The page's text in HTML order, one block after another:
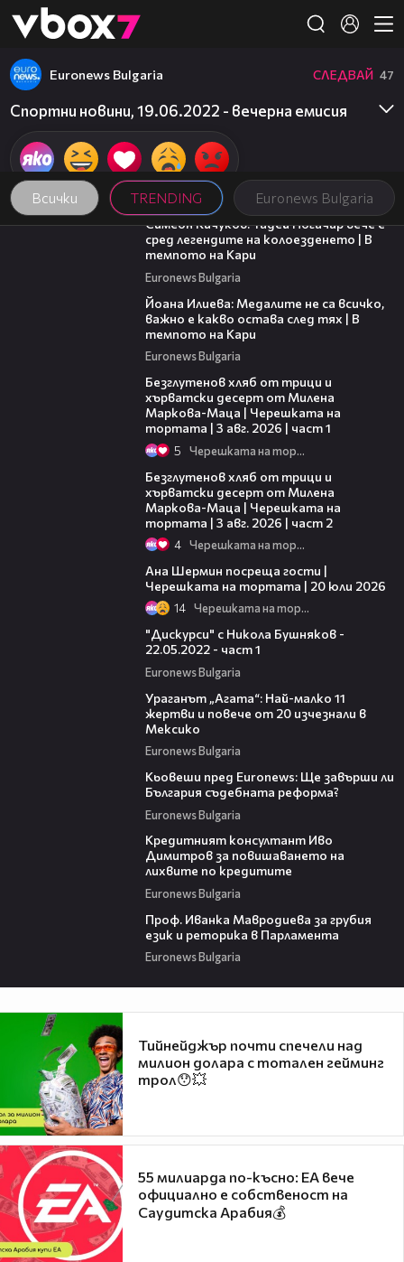
👾
Всички TRENDING Euronews Bulgaria
Euronews Bulgaria СЛЕДВАЙ 47
Спортни новини, 19.06.2022 - вечерна емисия
11:23
Симеон Кичуков: Тадей Погачар вече е
сред легендите на колоезденето | В
темпото на Кари
Euronews Bulgaria
Йоана Илиева: Медалите не са всичко,
важно е какво остава след тях | В
темпото на Кари
Euronews Bulgaria
Безглутенов хляб от трици и
хърватски десерт от Милена
Маркова-Маца | Черешката на
тортата | 3 авг. 2026 | част 1
5 Черешката на тортата
Безглутенов хляб от трици и
хърватски десерт от Милена
Маркова-Маца | Черешката на
тортата | 3 авг. 2026 | част 2
4 Черешката на тортата
Ана Шермин посреща гости |
Черешката на тортата | 20 юли 2026
14 Черешката на тортата
"Дискурси" с Никола Бушняков -
22.05.2022 - част 1
Euronews Bulgaria
Ураганът „Агата“: Най-малко 11
жертви и повече от 20 изчезнали в
Мексико
Euronews Bulgaria
Кьовеши пред Euronews: Ще завърши ли
България съдебната реформа?
Euronews Bulgaria
Кредитният консултант Иво
Димитров за повишаването на
лихвите по кредитите
Euronews Bulgaria
Проф. Иванка Мавродиева за грубия
език и реторика в Парламента
Euronews Bulgaria
Тийнейджър почти спечели над
милион долара с тотален гейминг
трол😯💥
55 милиарда по-късно: EA вече
официално е собственост на
Саудитска Арабия💰